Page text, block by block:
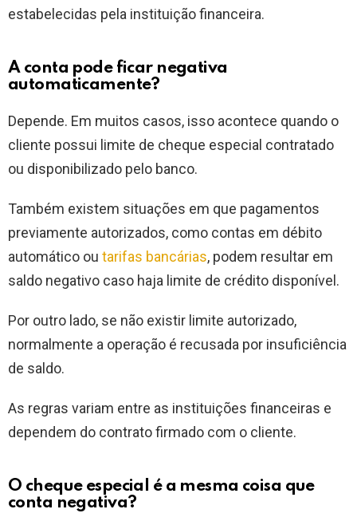
estabelecidas pela instituição financeira.
A conta pode ficar negativa
automaticamente?
Depende. Em muitos casos, isso acontece quando o
cliente possui limite de cheque especial contratado
ou disponibilizado pelo banco.
Também existem situações em que pagamentos
previamente autorizados, como contas em débito
automático ou tarifas bancárias, podem resultar em
saldo negativo caso haja limite de crédito disponível.
Por outro lado, se não existir limite autorizado,
normalmente a operação é recusada por insuficiência
de saldo.
As regras variam entre as instituições financeiras e
dependem do contrato firmado com o cliente.
O cheque especial é a mesma coisa que
conta negativa?